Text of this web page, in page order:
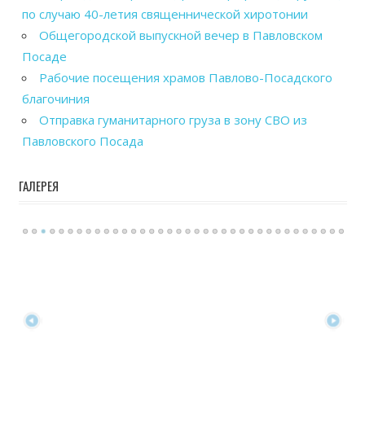
по случаю 40-летия священнической хиротонии
Общегородской выпускной вечер в Павловском
Посаде
Рабочие посещения храмов Павлово-Посадского
благочиния
Отправка гуманитарного груза в зону СВО из
Павловского Посада
ГАЛЕРЕЯ